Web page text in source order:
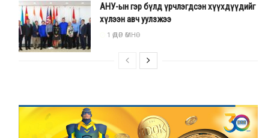
АНУ-ын гэр бүлд үрчлэгдсэн хүүхдүүдийг
хүлээн авч уулзжээ
1 ӨДӨР ӨМНӨ